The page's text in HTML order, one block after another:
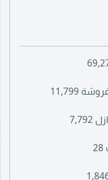
11,799
7,792
28